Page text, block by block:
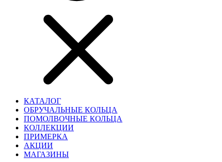
КАТАЛОГ
ОБРУЧАЛЬНЫЕ КОЛЬЦА
ПОМОЛВОЧНЫЕ КОЛЬЦА
КОЛЛЕКЦИИ
ПРИМЕРКА
АКЦИИ
МАГАЗИНЫ